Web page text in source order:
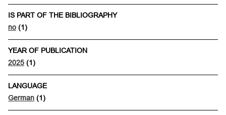
IS PART OF THE BIBLIOGRAPHY
no (1)
YEAR OF PUBLICATION
2025 (1)
LANGUAGE
German (1)